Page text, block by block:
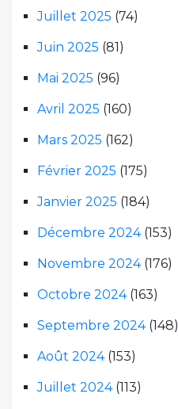
Juillet 2025 (74)
Juin 2025 (81)
Mai 2025 (96)
Avril 2025 (160)
Mars 2025 (162)
Février 2025 (175)
Janvier 2025 (184)
Décembre 2024(153)
Novembre 2024(176)
Octobre 2024(163)
Septembre 2024(148)
Août 2024(153)
Juillet 2024(113)